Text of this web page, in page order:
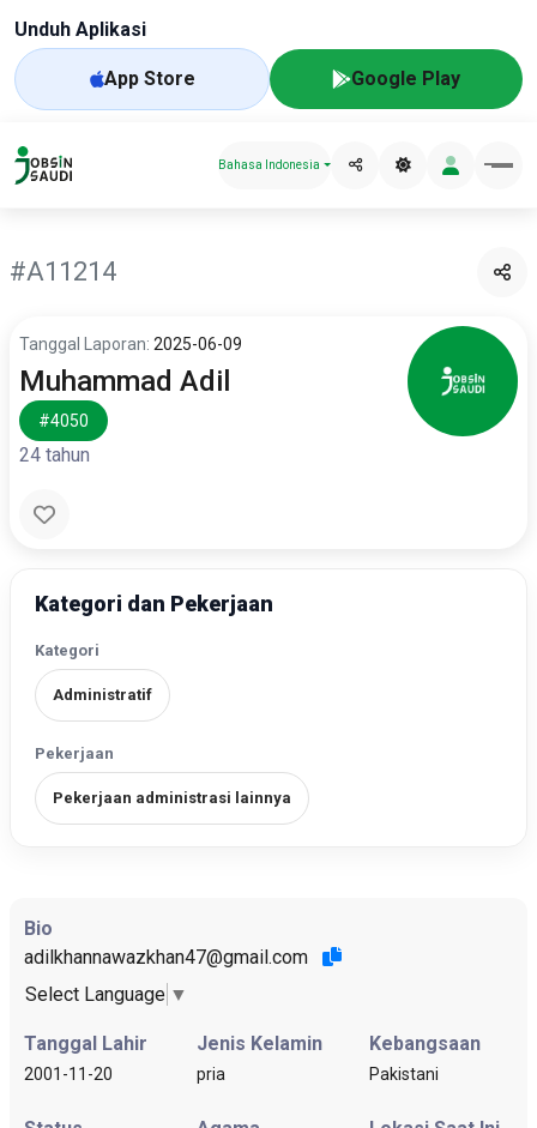
Unduh Aplikasi
App Store Google Play
Bahasa Indonesia
#A11214
Tanggal Laporan: 2025-06-09
Muhammad Adil
#4050
24 tahun
Kategori dan Pekerjaan
Kategori
Administratif
Pekerjaan
Pekerjaan administrasi lainnya
Bio
adilkhannawazkhan47@gmail.com
Select Language ▼
Tanggal Lahir
2001-11-20
Jenis Kelamin
pria
Kebangsaan
Pakistani